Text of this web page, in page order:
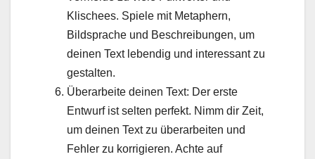
Klischees. Spiele mit Metaphern,
Bildsprache und Beschreibungen, um
deinen Text lebendig und interessant zu
gestalten.
Überarbeite deinen Text: Der erste
Entwurf ist selten perfekt. Nimm dir Zeit,
um deinen Text zu überarbeiten und
Fehler zu korrigieren. Achte auf